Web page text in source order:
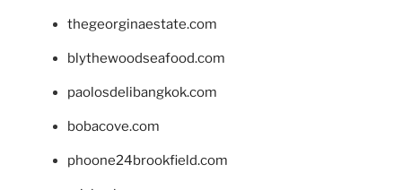
thegeorginaestate.com
blythewoodseafood.com
paolosdelibangkok.com
bobacove.com
phoone24brookfield.com